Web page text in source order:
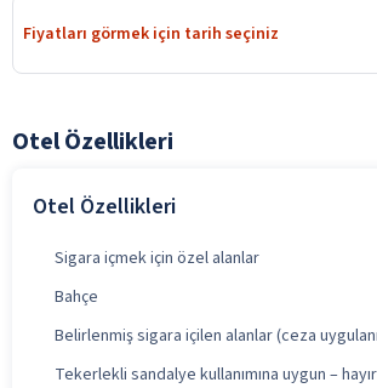
Fiyatları görmek için tarih seçiniz
Otel Özellikleri
Otel Özellikleri
Sigara içmek için özel alanlar
Bahçe
Belirlenmiş sigara içilen alanlar (ceza
Tekerlekli sandalye kullanımına uygun – hayır